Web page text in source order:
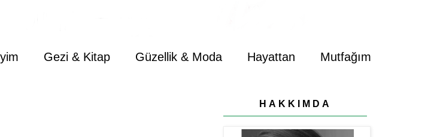
Gezi & Kitap Güzellik & Moda Hayattan Mutfağım
HAKKIMDA